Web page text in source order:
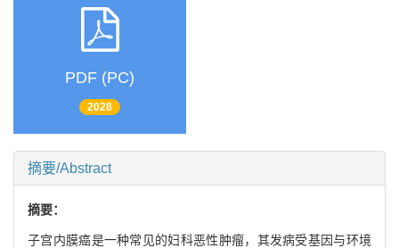
PDF (PC)
2028
摘要/Abstract
摘要：
子宫内膜癌是一种常见的妇科恶性肿瘤，其发病受基因与环境